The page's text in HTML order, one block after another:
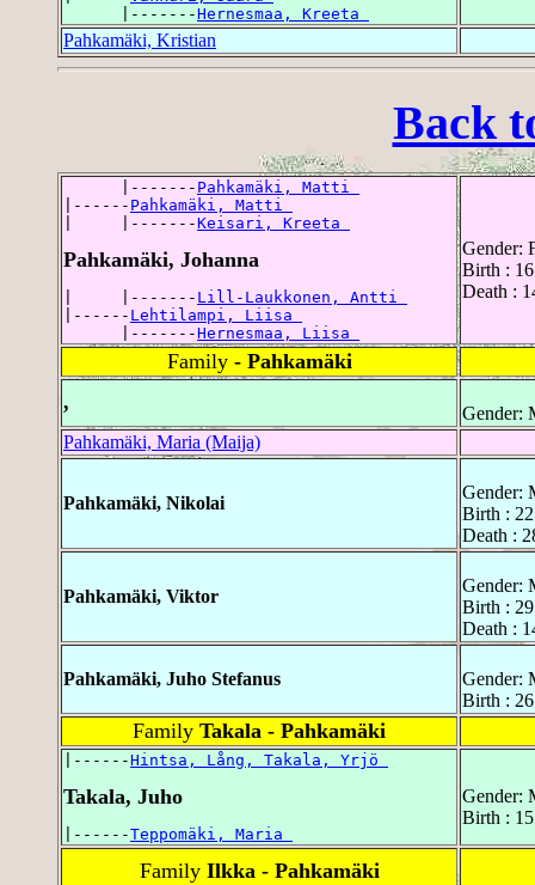
      |-------
Hernesmaa, Kreeta
Pahkamäki, Kristian
Back
      |-------
Pahkamäki, Matti
|------ Pahkamäki, Matti
|     |-------Keisari, Kreeta
Pahkamäki, Johanna
|     |------- Lill-Laukkonen, Antti
|------ Lehtilampi, Liisa
      |-------
Hernesmaa, Liisa
Gender:
Birth :
Death :
Family - Pahkamäki
,
Gender:
Pahkamäki, Maria (Maija)
Pahkamäki, Nikolai
Gender:
Birth :
Death :
Pahkamäki, Viktor
Gender:
Birth :
Death :
Pahkamäki, Juho Stefanus
Gender:
Birth :
Family Takala - Pahkamäki
|------Hintsa, Lång, Takala, Yrjö
Takala, Juho
|------Teppomäki, Maria
Gender:
Birth :
Family Ilkka - Pahkamäki